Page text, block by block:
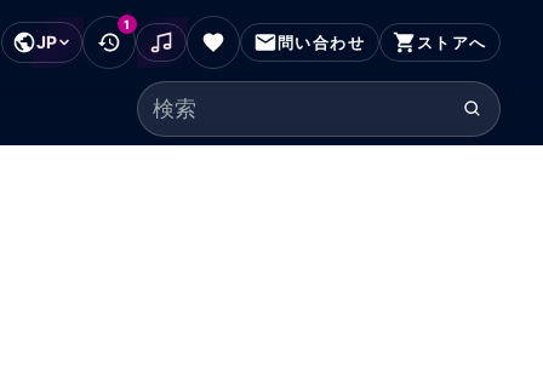
フッターにスキップ
JP
1
問い合わせ ストアへ
検索ワード